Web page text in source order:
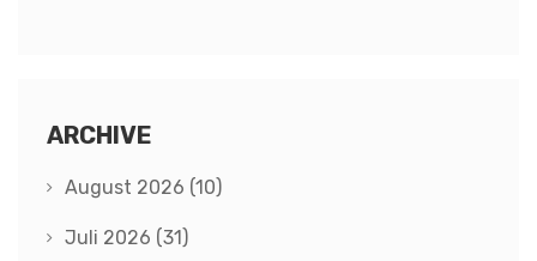
ARCHIVE
August 2026 (10)
Juli 2026 (31)